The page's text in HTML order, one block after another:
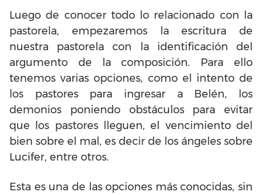
Luego de conocer todo lo relacionado con la
pastorela, empezaremos la escritura de
nuestra pastorela con la identificación del
argumento de la composición. Para ello
tenemos varias opciones, como el intento de
los pastores para ingresar a Belén, los
demonios poniendo obstáculos para evitar
que los pastores lleguen, el vencimiento del
bien sobre el mal, es decir de los ángeles sobre
Lucifer, entre otros.
Esta es una de las opciones más conocidas, sin